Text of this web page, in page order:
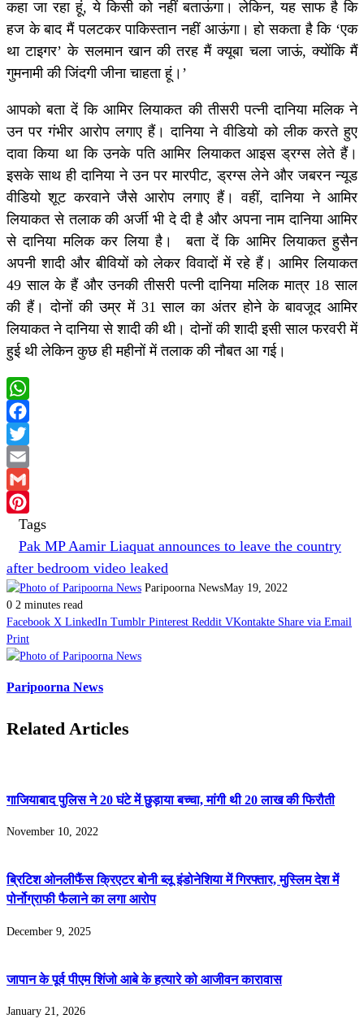
कहा जा रहा हूं, ये किसी को नहीं बताऊंगा। लेकिन, यह साफ है कि
हज के बाद मैं पलटकर पाकिस्तान नहीं आऊंगा। हो सकता है कि ‘एक
था टाइगर’ के सलमान खान की तरह मैं क्यूबा चला जाऊं, क्योंकि मैं
गुमनामी की जिंदगी जीना चाहता हूं।’
आपको बता दें कि आमिर लियाकत की तीसरी पत्नी दानिया मलिक ने
उन पर गंभीर आरोप लगाए हैं। दानिया ने वीडियो को लीक करते हुए
दावा किया था कि उनके पति आमिर लियाकत आइस ड्रग्‍स लेते हैं।
इसके साथ ही दानिया ने उन पर मारपीट, ड्रग्स लेने और जबरन न्यूड
वीडियो शूट करवाने जैसे आरोप लगाए हैं। वहीं, दानिया ने आमिर
लियाकत से तलाक की अर्जी भी दे दी है और अपना नाम दानिया आमिर
से दानिया मलिक कर लिया है। बता दें कि आमिर लियाकत हुसैन
अपनी शादी और बीवियों को लेकर विवादों में रहे हैं। आमिर लियाकत
49 साल के हैं और उनकी तीसरी पत्नी दानिया मलिक मात्र 18 साल
की हैं। दोनों की उम्र में 31 साल का अंतर होने के बावजूद आमिर
लियाकत ने दानिया से शादी की थी। दोनों की शादी इसी साल फरवरी में
हुई थी लेकिन कुछ ही महीनों में तलाक की नौबत आ गई।
WhatsApp
Facebook
Twitter
Email
Gmail
Pinterest
Tags
Pak MP Aamir Liaquat announces to leave the country
after bedroom video leaked
Paripoorna NewsMay 19, 2022
0 2 minutes read
Facebook X LinkedIn Tumblr Pinterest Reddit VKontakte Share via Email
Print
Paripoorna News
Related Articles
गाजियाबाद पुलिस ने 20 घंटे में छुड़ाया बच्चा, मांगी थी 20 लाख की फिरौती
November 10, 2022
ब्रिटिश ओनलीफैंस क्रिएटर बोनी ब्लू इंडोनेशिया में गिरफ्तार, मुस्लिम देश में
पोर्नोग्राफी फैलाने का लगा आरोप
December 9, 2025
जापान के पूर्व पीएम शिंजो आबे के हत्यारे को आजीवन कारावास
January 21, 2026